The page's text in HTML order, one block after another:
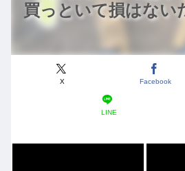
買っといて損はない
X Facebook
LINE